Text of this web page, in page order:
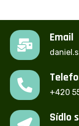
Email
+420
Sídlo